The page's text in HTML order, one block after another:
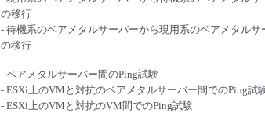
の移行
- 待機系のベアメタルサーバーから現用系のベアメタル
の移行
- ベアメタルサーバー間のPing試験
- ESXi上のVMと対抗のベアメタルサーバー間でのPing試
- ESXi上のVMと対抗のVM間でのPing試験